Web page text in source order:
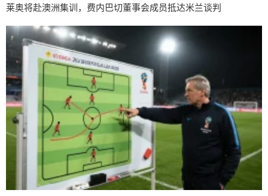
莱奥将赴澳洲集训，费内巴切董事会成员抵达米兰谈判